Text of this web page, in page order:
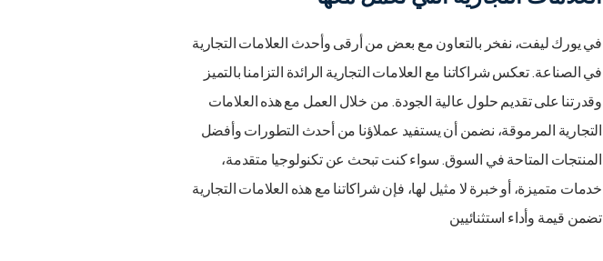
في يورك ليفت، نفخر بالتعاون مع بعض من أرقى وأحدث العلامات التجارية
في الصناعة. تعكس شراكاتنا مع العلامات التجارية الرائدة التزامنا بالتميز
وقدرتنا على تقديم حلول عالية الجودة. من خلال العمل مع هذه العلامات
التجارية المرموقة، نضمن أن يستفيد عملاؤنا من أحدث التطورات وأفضل
المنتجات المتاحة في السوق. سواء كنت تبحث عن تكنولوجيا متقدمة،
خدمات متميزة، أو خبرة لا مثيل لها، فإن شراكاتنا مع هذه العلامات التجارية
تضمن قيمة وأداء استثنائيين